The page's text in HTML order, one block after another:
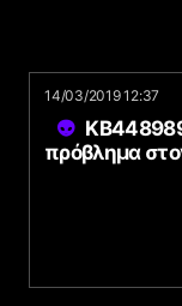
14/03/2019 12:37
πρόβλημα